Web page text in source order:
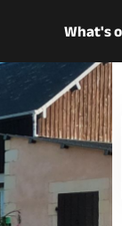
What's